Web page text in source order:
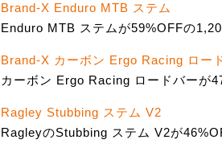
Brand-X Enduro MTB ステム
Enduro MTB ステムが59%OFFの
Brand-X カーボン Ergo Racing ロー
カーボン Ergo Racing ロードバーが
Ragley Stubbing ステム V2
RagleyのStubbing ステム V2が